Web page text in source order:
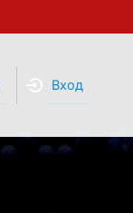
Вход